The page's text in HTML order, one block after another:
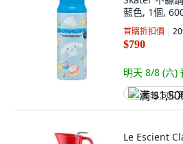
藍色, 1個,
首購折扣價 20
$790
明天 8/8 (六)
满 $1,500
Le Escient